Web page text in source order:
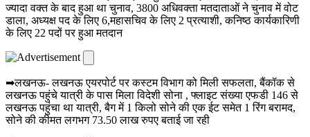
ज्यादा वक्त के बाद हुआ था चुनाव, 3800 अधिवक्ता मतदाताओं ने चुनाव में वोट
डाला, अध्यक्ष पद के लिए 6,महासचिव के लिए 2 प्रत्याशी, कनिष्ठ कार्यकारिणी
के लिए 22 पदों पर हुआ मतदान
➡लखनऊ- लखनऊ एयरपोर्ट पर कस्टम विभाग को मिली सफलता, बैंकॉक से
लखनऊ पहुंचे यात्री के पास मिला विदेशी सोना , फ्लाइट संख्या एफडी 146 से
लखनऊ पहुंचा था यात्री, बैग में 1 किलो सोने की एक ईट समेत 1 रिंग बरामद,
सोने की कीमत लगभग 73.50 लाख रुपए बताई जा रही